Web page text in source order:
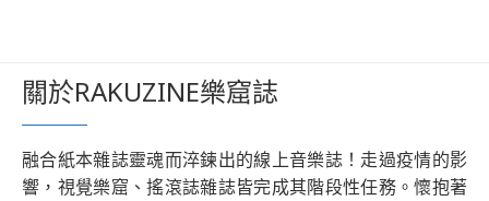
關於RAKUZINE樂窟誌
融合紙本雜誌靈魂而淬鍊出的線上音樂誌！走過疫情的影
響，視覺樂窟、搖滾誌雜誌皆完成其階段性任務。懷抱著